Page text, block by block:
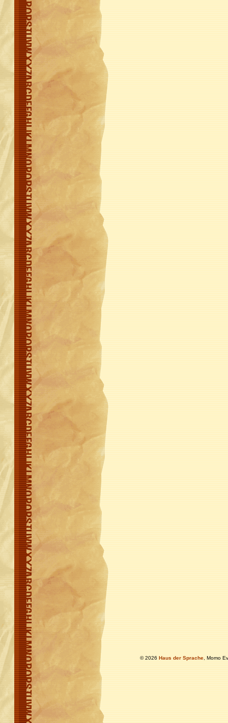
© 2026 Haus der Sprache , Momo